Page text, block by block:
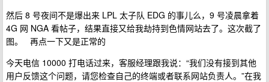
然后 8 号夜间不是爆出来 LPL 太子队 EDG 的事儿么，9 号凌晨拿着
4G 网 NGA 看帖子，结果直接又给我劫持到色情网站去了。这次截了
图。
再点一下又是正常的
今天电信 10000 打电话过来，客服经理跟我说：“我们没有接到其他
用户反馈这个问题，请您检查自己的终端或者联系网站负责人。”在我